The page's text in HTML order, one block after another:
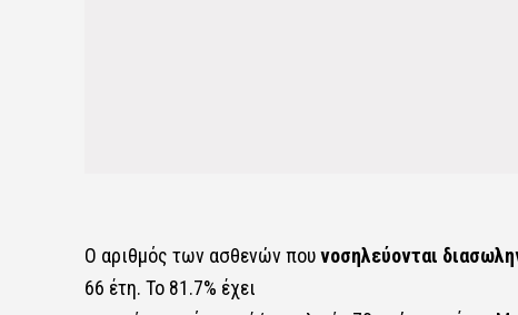
Ο αριθμός των ασθενών πουνοσηλεύονται
66 έτη. To 81.7% έχει